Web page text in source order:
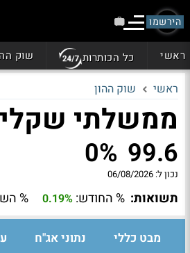
הירשמו
ראשי כל הכותרות שוק
ראשי שוק ההון
ממשלתי שקלי 0928
99.6
0%
נכון ל: 06/08/2026
תשואות: % החודש: 0.19%
%
מבט כללי נתוני אג"ח